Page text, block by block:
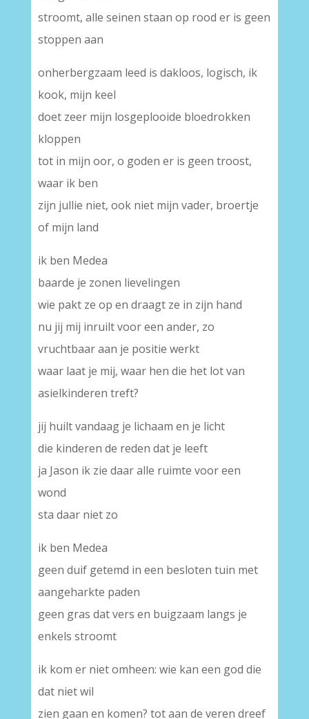
stroomt, alle seinen staan op rood er is geen
stoppen aan
onherbergzaam leed is dakloos, logisch, ik
kook, mijn keel
doet zeer mijn losgeplooide bloedrokken
kloppen
tot in mijn oor, o goden er is geen troost,
waar ik ben
zijn jullie niet, ook niet mijn vader, broertje
of mijn land
ik ben Medea
baarde je zonen lievelingen
wie pakt ze op en draagt ze in zijn hand
nu jij mij inruilt voor een ander, zo
vruchtbaar aan je positie werkt
waar laat je mij, waar hen die het lot van
asielkinderen treft?
jij huilt vandaag je lichaam en je licht
die kinderen de reden dat je leeft
ja Jason ik zie daar alle ruimte voor een
wond
sta daar niet zo
ik ben Medea
geen duif getemd in een besloten tuin met
aangeharkte paden
geen gras dat vers en buigzaam langs je
enkels stroomt
ik kom er niet omheen: wie kan een god die
dat niet wil
zien gaan en komen? tot aan de veren dreef